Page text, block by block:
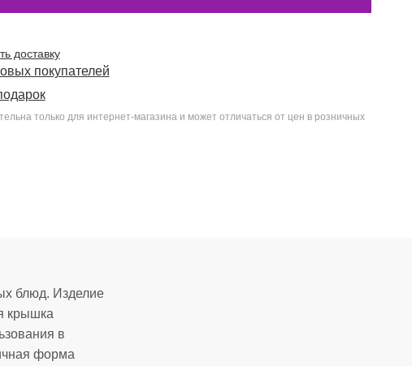
доставку
покупателей
только для интернет-магазина и может отличаться от цен в розничных
блюд. Изделие
крышка
в
форма